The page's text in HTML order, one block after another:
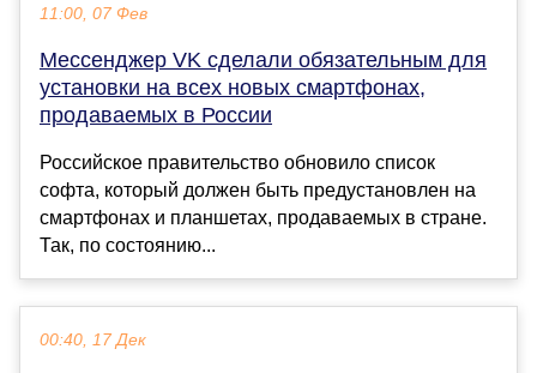
11:00, 07 Фев
Мессенджер VK сделали обязательным для
установки на всех новых смартфонах,
продаваемых в России
Российское правительство обновило список
софта, который должен быть предустановлен на
смартфонах и планшетах, продаваемых в стране.
Так, по состоянию...
00:40, 17 Дек